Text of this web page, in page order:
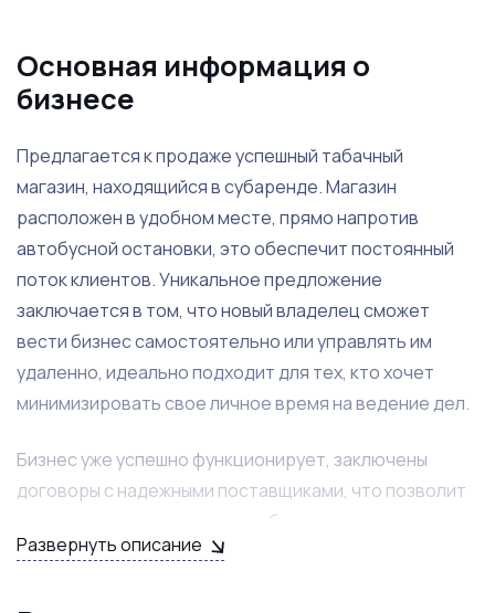
Основная информация о
бизнесе
Предлагается к продаже успешный табачный
магазин, находящийся в субаренде. Магазин
расположен в удобном месте, прямо напротив
автобусной остановки, это обеспечит постоянный
поток клиентов. Уникальное предложение
заключается в том, что новый владелец сможет
вести бизнес самостоятельно или управлять им
удаленно, идеально подходит для тех, кто хочет
минимизировать свое личное время на ведение дел.
Бизнес уже успешно функционирует, заключены
договоры с надежными поставщиками, что позволит
не только гарантировать стабильность поставок, но
и расширять ассортимент по мере необходимости.
Развернуть описание